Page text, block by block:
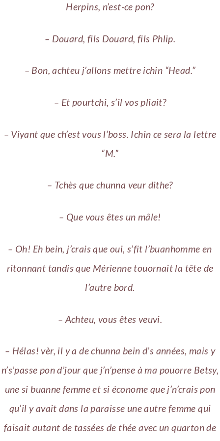
Herpins, n’est-ce pon?
– Douard, fils Douard, fils Phlip.
– Bon, achteu j’allons mettre ichin “Head.”
– Et pourtchi, s’il vos pliait?
– Viyant que ch’est vous l’boss. Ichin ce sera la lettre
“M.”
– Tchès que chunna veur dithe?
– Que vous êtes un mâle!
– Oh! Eh bein, j’crais que oui, s’fit l’buanhomme en
ritonnant tandis que Mérienne touornait la tête de
l’autre bord.
– Achteu, vous êtes veuvi.
– Hélas! vèr, il y a de chunna bein d’s années, mais y
n’s’passe pon d’jour que j’n’pense à ma pouorre Betsy,
une si buanne femme et si économe que j’n’crais pon
qu’il y avait dans la paraisse une autre femme qui
faisait autant de tassées de thée avec un quarton de